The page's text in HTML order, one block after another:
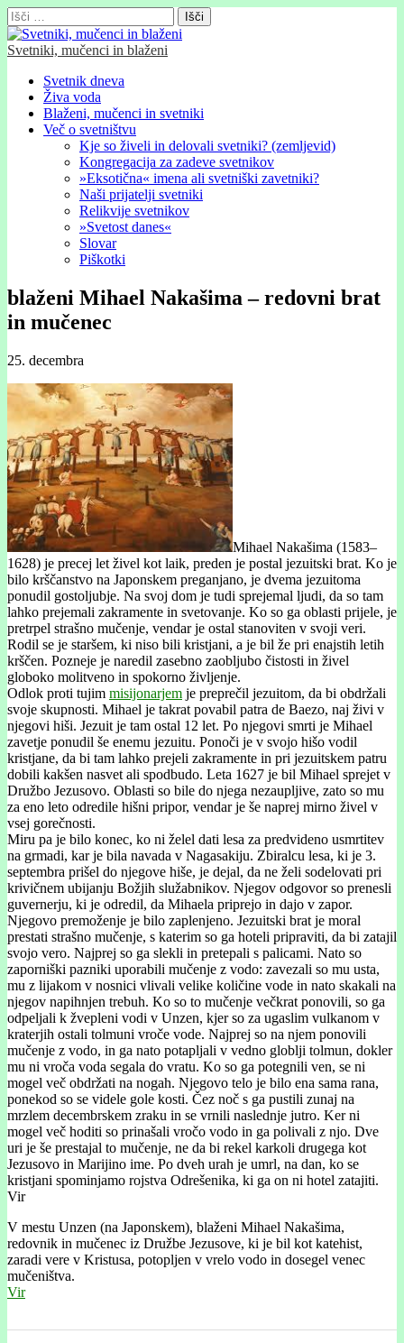
Išči:
Svetniki, mučenci in blaženi
Glavni
meni
Skip
content
Svetnik dneva
Živa voda
Blaženi, mučenci in svetniki
Več o svetništvu
Kje so živeli in delovali svetniki? (zemljevid)
Kongregacija za zadeve svetnikov
»Eksotična« imena ali svetniški zavetniki?
Naši prijatelji svetniki
Relikvije svetnikov
»Svetost danes«
Slovar
Piškotki
blaženi Mihael Nakašima – redovni brat
in mučenec
25. decembra
Mihael Nakašima (1583–
1628) je precej let živel kot laik, preden je postal jezuitski brat. Ko je
bilo krščanstvo na Japonskem preganjano, je dvema jezuitoma
ponudil gostoljubje. Na svoj dom je tudi sprejemal ljudi, da so tam
lahko prejemali zakramente in svetovanje. Ko so ga oblasti prijele, je
pretrpel strašno mučenje, vendar je ostal stanoviten v svoji veri.
Rodil se je staršem, ki niso bili kristjani, a je bil že pri enajstih letih
krščen. Pozneje je naredil zasebno zaobljubo čistosti in živel
globoko molitveno in spokorno življenje.
Odlok proti tujim misijonarjem je preprečil jezuitom, da bi obdržali
svoje skupnosti. Mihael je takrat povabil patra de Baezo, naj živi v
njegovi hiši. Jezuit je tam ostal 12 let. Po njegovi smrti je Mihael
zavetje ponudil še enemu jezuitu. Ponoči je v svojo hišo vodil
kristjane, da bi tam lahko prejeli zakramente in pri jezuitskem patru
dobili kakšen nasvet ali spodbudo. Leta 1627 je bil Mihael sprejet v
Družbo Jezusovo. Oblasti so bile do njega nezaupljive, zato so mu
za eno leto odredile hišni pripor, vendar je še naprej mirno živel v
vsej gorečnosti.
Miru pa je bilo konec, ko ni želel dati lesa za predvideno usmrtitev
na grmadi, kar je bila navada v Nagasakiju. Zbiralcu lesa, ki je 3.
septembra prišel do njegove hiše, je dejal, da ne želi sodelovati pri
krivičnem ubijanju Božjih služabnikov. Njegov odgovor so prenesli
guvernerju, ki je odredil, da Mihaela priprejo in dajo v zapor.
Njegovo premoženje je bilo zaplenjeno. Jezuitski brat je moral
prestati strašno mučenje, s katerim so ga hoteli pripraviti, da bi zatajil
svojo vero. Najprej so ga slekli in pretepali s palicami. Nato so
zaporniški pazniki uporabili mučenje z vodo: zavezali so mu usta,
mu z lijakom v nosnici vlivali velike količine vode in nato skakali na
njegov napihnjen trebuh. Ko so to mučenje večkrat ponovili, so ga
odpeljali k žvepleni vodi v Unzen, kjer so za ugaslim vulkanom v
kraterjih ostali tolmuni vroče vode. Najprej so na njem ponovili
mučenje z vodo, in ga nato potapljali v vedno globlji tolmun, dokler
mu ni vroča voda segala do vratu. Ko so ga potegnili ven, se ni
mogel več obdržati na nogah. Njegovo telo je bilo ena sama rana,
ponekod so se videle gole kosti. Čez noč s ga pustili zunaj na
mrzlem decembrskem zraku in se vrnili naslednje jutro. Ker ni
mogel več hoditi so prinašali vročo vodo in ga polivali z njo. Dve
uri je še prestajal to mučenje, ne da bi rekel karkoli drugega kot
Jezusovo in Marijino ime. Po dveh urah je umrl, na dan, ko se
kristjani spominjamo rojstva Odrešenika, ki ga on ni hotel zatajiti.
Vir
V mestu Unzen (na Japonskem), blaženi Mihael Nakašima,
redovnik in mučenec iz Družbe Jezusove, ki je bil kot katehist,
zaradi vere v Kristusa, potopljen v vrelo vodo in dosegel venec
mučeništva.
Vir